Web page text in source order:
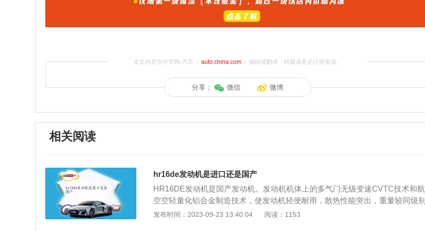
本文内容为中华网·汽车（ auto.china.com）编辑或翻译，转载请务必注明来源。
分享： 微信 微博
相关阅读
hr16de发动机是进口还是国产
HR16DE发动机是国产发动机。发动机机体上的多气门无级变速CVTC技术和航
空空轻量化铝合金制造技术，使发动机轻便耐用，散热性能突出，重量较同级别
发动机减轻近30%。在HR16DE发动机上，采用了一些赛车发动机设计制造技
发布时间：2023-09-23 13:40:04 阅读：1153